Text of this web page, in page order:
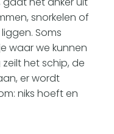
snorkelen of
Soms
waar we kunnen
het schip, de
er wordt
niks hoeft en